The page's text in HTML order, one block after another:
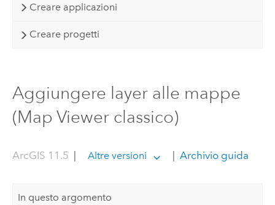
Creare applicazioni
Creare progetti
Aggiungere layer alle mappe
(Map Viewer classico)
ArcGIS 11.5 Altre versioni Archivio guida
In questo argomento